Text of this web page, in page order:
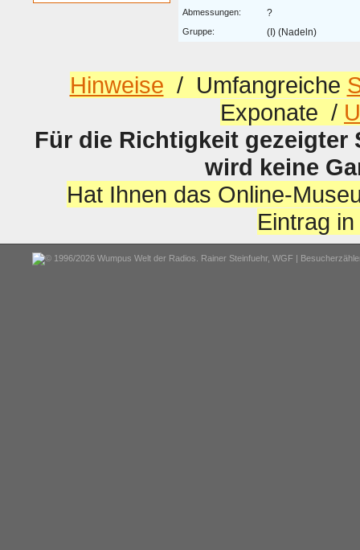
Abmessungen: ?
Gruppe: (I) (Nadeln)
Hinweise / Umfangreiche
Exponate /
Für die Richtigkeit
wird keine
Hat Ihnen das Online-
Eintrag
© 1996/2026 Wumpus Welt der Radios. Rainer Steinfuehr, WGF |